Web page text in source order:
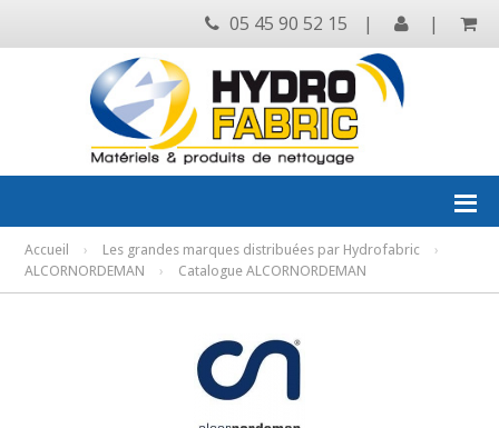
05 45 90 52 15 | |
Accueil › Les grandes marques distribuées par Hydrofabric
›
ALCORNORDEMAN
› Catalogue ALCORNORDEMAN